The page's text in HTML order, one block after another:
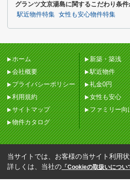
グランツ文京湯島に関するこだわり条
駅近物件特集 女性も安心物件特集
ホーム
会社概要
プライバシーポリシー
利用規約
サイトマップ
物件カタログ
新築・築浅
駅近物件
礼金0円
女性も安心
ファミリー向
当サイトでは、お客様の当サイト利用
詳しくは、当社の 「Cookieの取扱いについ